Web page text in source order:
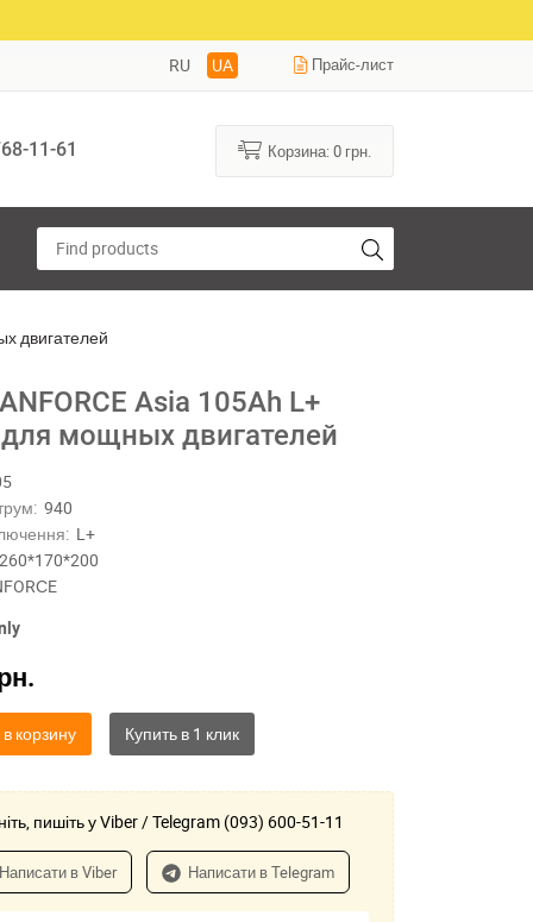
RU UA Прайс-лист
11-61 Корзина:0 грн.
двигателей
Asia 105Ah L+
мощных двигателей
940
L+
260*170*200
корзину
пишіть у Viber / Telegram (093) 600-51-11
в Viber Написати в Telegram